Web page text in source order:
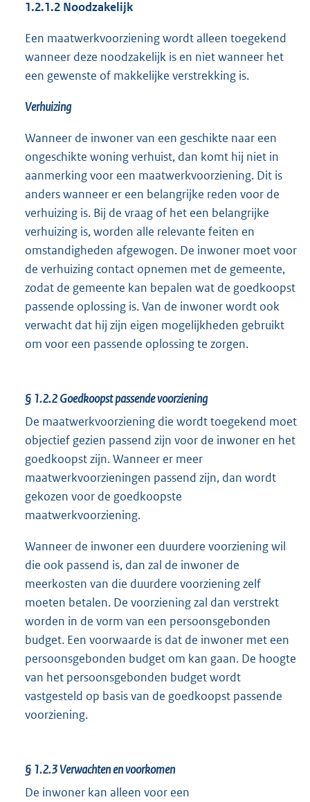
1.2.1.2 Noodzakelijk
Een maatwerkvoorziening wordt alleen toegekend
wanneer deze noodzakelijk is en niet wanneer het
een gewenste of makkelijke verstrekking is.
Verhuizing
Wanneer de inwoner van een geschikte naar een
ongeschikte woning verhuist, dan komt hij niet in
aanmerking voor een maatwerkvoorziening. Dit is
anders wanneer er een belangrijke reden voor de
verhuizing is. Bij de vraag of het een belangrijke
verhuizing is, worden alle relevante feiten en
omstandigheden afgewogen. De inwoner moet voor
de verhuizing contact opnemen met de gemeente,
zodat de gemeente kan bepalen wat de goedkoopst
passende oplossing is. Van de inwoner wordt ook
verwacht dat hij zijn eigen mogelijkheden gebruikt
om voor een passende oplossing te zorgen.
§ 1.2.2Goedkoopst passende voorziening
De maatwerkvoorziening die wordt toegekend moet
objectief gezien passend zijn voor de inwoner en het
goedkoopst zijn. Wanneer er meer
maatwerkvoorzieningen passend zijn, dan wordt
gekozen voor de goedkoopste
maatwerkvoorziening.
Wanneer de inwoner een duurdere voorziening wil
die ook passend is, dan zal de inwoner de
meerkosten van die duurdere voorziening zelf
moeten betalen. De voorziening zal dan verstrekt
worden in de vorm van een persoonsgebonden
budget. Een voorwaarde is dat de inwoner met een
persoonsgebonden budget om kan gaan. De hoogte
van het persoonsgebonden budget wordt
vastgesteld op basis van de goedkoopst passende
voorziening.
§ 1.2.3Verwachten en voorkomen
De inwoner kan alleen voor een